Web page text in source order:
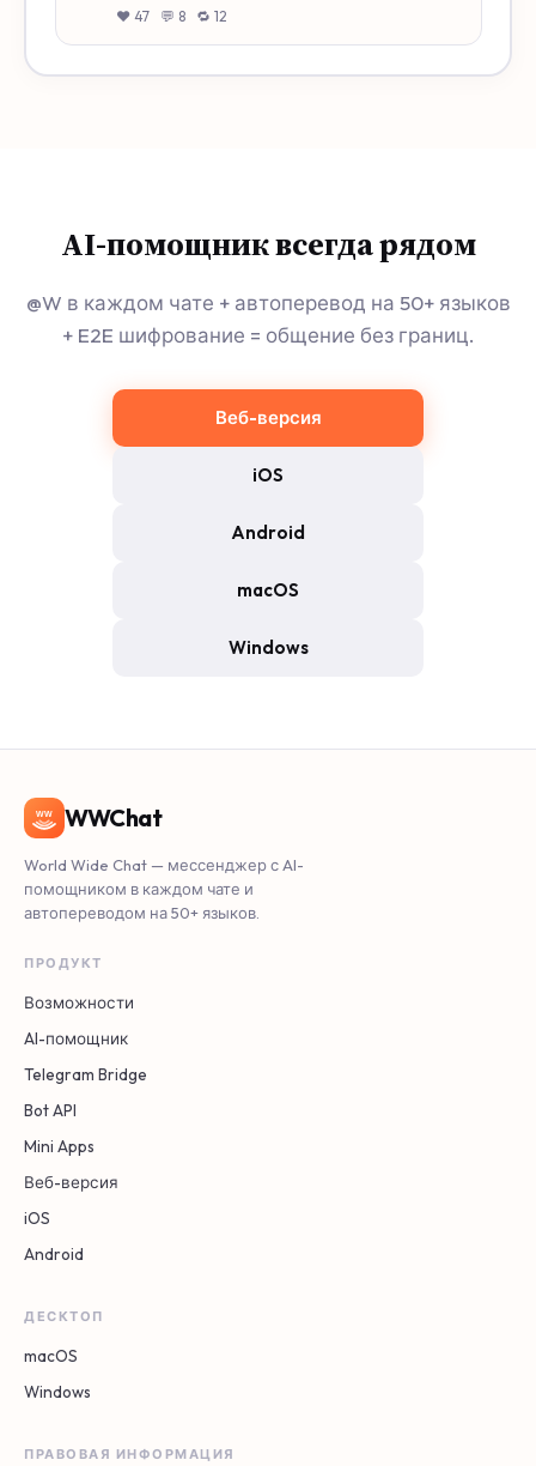
❤️ 47 💬 8 🔁 12
AI-помощник всегда рядом
@W в каждом чате + автоперевод на 50+ языков
+ E2E шифрование = общение без границ.
Веб-версия
iOS
Android
macOS
Windows
WW WWChat
World Wide Chat — мессенджер с AI-
помощником в каждом чате и
автопереводом на 50+ языков.
ПРОДУКТ
Возможности
AI-помощник
Telegram Bridge
Bot API
Mini Apps
Веб-версия
iOS
Android
ДЕСКТОП
macOS
Windows
ПРАВОВАЯ ИНФОРМАЦИЯ